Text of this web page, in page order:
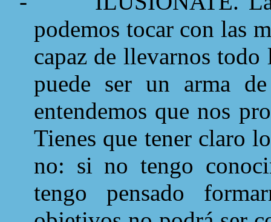
podemos tocar con las
capaz de llevarnos
puede ser un arma
entendemos que nos
Tienes que tener claro
no: si no tengo
tengo pensado